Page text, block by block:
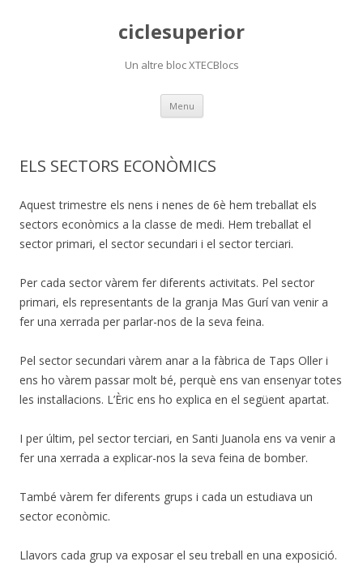
ciclesuperior
Un altre bloc XTECBlocs
Menu Skip
content
ELS SECTORS ECONÒMICS
Aquest trimestre els nens i nenes de 6è hem treballat els
sectors econòmics a la classe de medi. Hem treballat el
sector primari, el sector secundari i el sector terciari.
Per cada sector vàrem fer diferents activitats. Pel sector
primari, els representants de la granja Mas Gurí van venir a
fer una xerrada per parlar-nos de la seva feina.
Pel sector secundari vàrem anar a la fàbrica de Taps Oller i
ens ho vàrem passar molt bé, perquè ens van ensenyar totes
les instal·lacions. L’Èric ens ho explica en el següent apartat.
I per últim, pel sector terciari, en Santi Juanola ens va venir a
fer una xerrada a explicar-nos la seva feina de bomber.
També vàrem fer diferents grups i cada un estudiava un
sector econòmic.
Llavors cada grup va exposar el seu treball en una exposició.